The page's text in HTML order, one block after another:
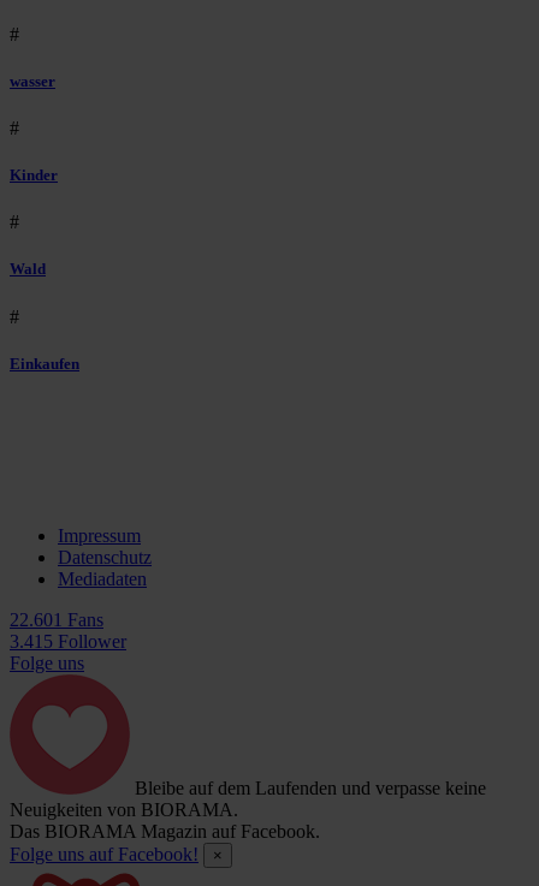
#
wasser
#
Kinder
#
Wald
#
Einkaufen
Impressum
Datenschutz
Mediadaten
22.601 Fans
3.415 Follower
Folge uns
Bleibe auf dem Laufenden und verpasse keine
Neuigkeiten von BIORAMA.
Das BIORAMA Magazin auf Facebook.
Folge uns auf Facebook!
×